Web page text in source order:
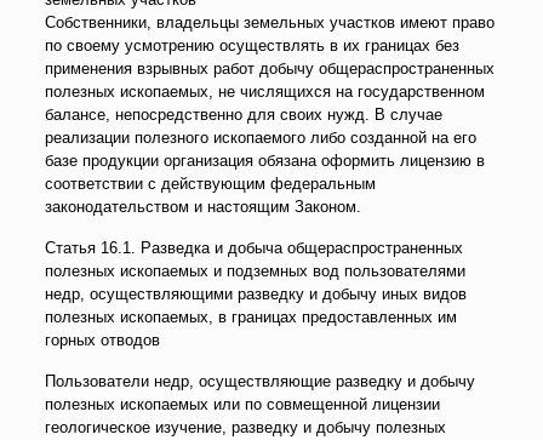
Собственники, владельцы земельных участков имеют право
по своему усмотрению осуществлять в их границах без
применения взрывных работ добычу общераспространенных
полезных ископаемых, не числящихся на государственном
балансе, непосредственно для своих нужд. В случае
реализации полезного ископаемого либо созданной на его
базе продукции организация обязана оформить лицензию в
соответствии с действующим федеральным
законодательством и настоящим Законом.
Статья 16.1. Разведка и добыча общераспространенных
полезных ископаемых и подземных вод пользователями
недр, осуществляющими разведку и добычу иных видов
полезных ископаемых, в границах предоставленных им
горных отводов
Пользователи недр, осуществляющие разведку и добычу
полезных ископаемых или по совмещенной лицензии
геологическое изучение, разведку и добычу полезных